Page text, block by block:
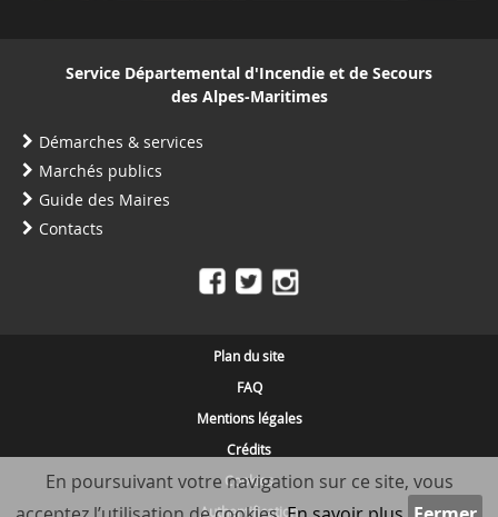
Service Départemental d'Incendie et de Secours
des Alpes-Maritimes
Démarches & services
Marchés publics
Guide des Maires
Contacts
Plan du site
FAQ
Mentions légales
Crédits
Cookies
Authentification
En poursuivant votre navigation sur ce site, vous